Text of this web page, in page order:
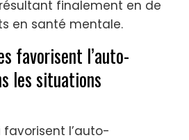
finalement en de
en santé mentale.
favorisent l’auto-
les situations
favorisent l’auto-